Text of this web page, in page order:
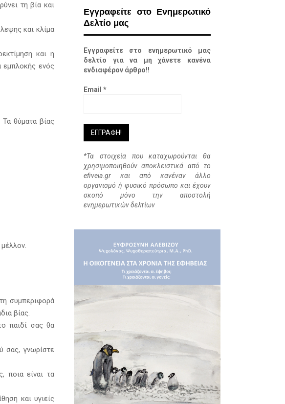
τη βία και
και κλίμα
και η
εμπλοκής ενός
θύματα βίας
συμπεριφορά
βίας.
παιδί σας θα
σας, γνωρίστε
ποια είναι τα
και υγιείς
Εγγραφείτε στο Ενημερωτικό
Δελτίο μας
Εγγραφείτε στο ενημερωτικό μας
δελτίο για να μη χάνετε κανένα
ενδιαφέρον άρθρο!!
Email *
*Τα στοιχεία που καταχωρούνται θα
χρησιμοποιηθούν αποκλειστικά από το
efiveia.gr και από κανέναν άλλο
οργανισμό ή φυσικό πρόσωπο και έχουν
σκοπό μόνο την αποστολή
ενημερωτικών δελτίων